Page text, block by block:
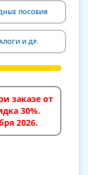
ПОСОБИЯ
И ДР.
заказе от
30%.
2026.